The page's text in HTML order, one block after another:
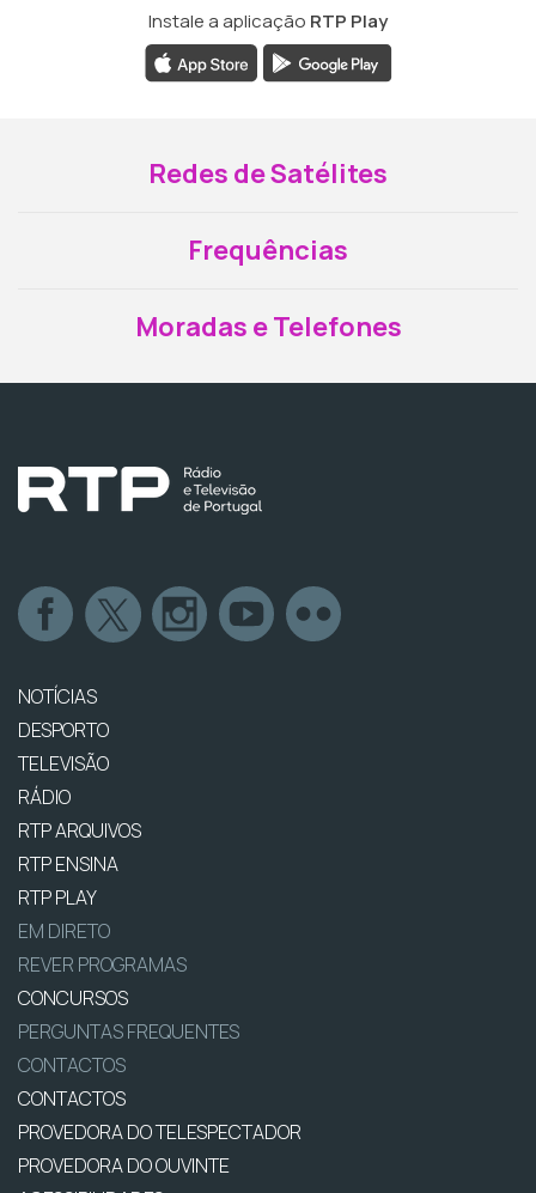
Instale a aplicação RTP Play
Redes de Satélites
Frequências
Moradas e Telefones
NOTÍCIAS
DESPORTO
TELEVISÃO
RÁDIO
RTP ARQUIVOS
RTP ENSINA
RTP PLAY
EM DIRETO
REVER PROGRAMAS
CONCURSOS
PERGUNTAS FREQUENTES
CONTACTOS
CONTACTOS
PROVEDORA DO TELESPECTADOR
PROVEDORA DO OUVINTE